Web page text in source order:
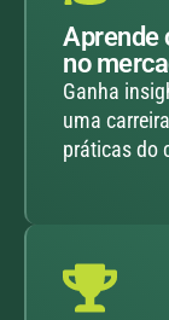
Aprende
no
Ganha
uma
práticas do